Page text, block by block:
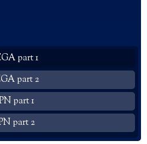
part 1
part 2
part 1
part 2